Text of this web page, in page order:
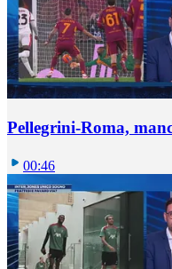
Pellegrini-Roma,
00:46